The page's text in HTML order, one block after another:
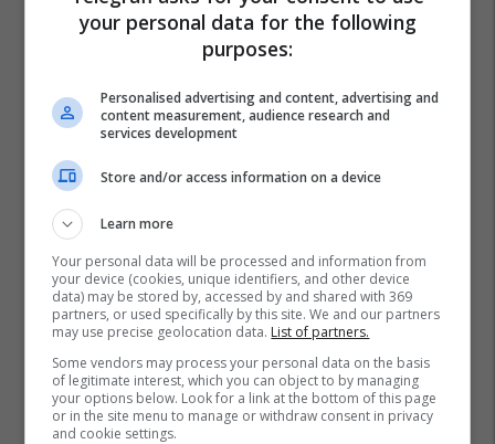
your personal data for the following
purposes:
Personalised advertising and content, advertising and
content measurement, audience research and
services development
Store and/or access information on a device
Learn more
Your personal data will be processed and information from
your device (cookies, unique identifiers, and other device
data) may be stored by, accessed by and shared with 369
partners, or used specifically by this site. We and our partners
may use precise geolocation data. List of partners.
Some vendors may process your personal data on the basis
of legitimate interest, which you can object to by managing
your options below. Look for a link at the bottom of this page
or in the site menu to manage or withdraw consent in privacy
and cookie settings.